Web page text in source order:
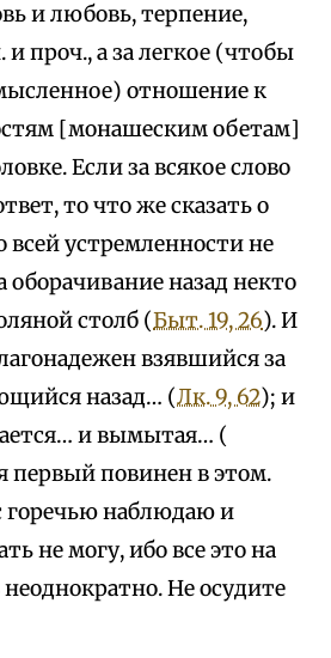
и любовь, терпение,
проч., а за легкое (чтобы
отношение к
[монашеским обетам]
Если за всякое слово
то что же сказать о
всей устремленности не
оборачивание назад некто
столб (Быт. 19, 26). И
взявшийся за
назад… (Лк. 9, 62); и
и вымытая… (
первый повинен в этом.
горечью наблюдаю и
не могу, ибо все это на
Не осудите